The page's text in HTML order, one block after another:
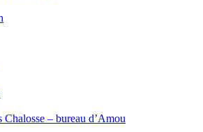
– bureau d’Amou